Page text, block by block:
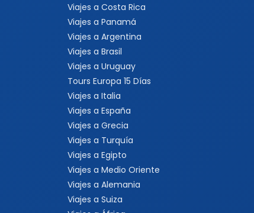
Viajes a España
Viajes a Grecia
Viajes a Turquía
Viajes a Egipto
Viajes a Medio Oriente
Viajes a Alemania
Viajes a Suiza
Viajes a África
Viajes a Sudáfrica
Viajes a Kenia
Viajes a Tanzania
Viajes a Australia
Viajes a Asia
Viajes a China